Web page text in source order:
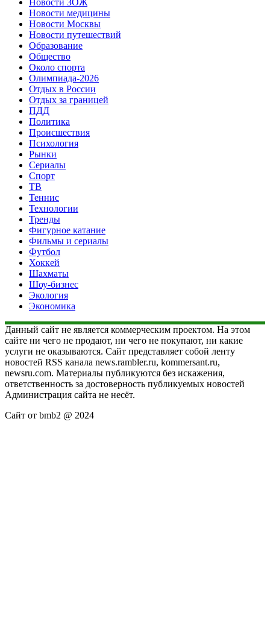
Новости медицины
Новости Москвы
Новости путешествий
Образование
Общество
Около спорта
Олимпиада-2026
Отдых в России
Отдых за границей
ПДД
Политика
Происшествия
Психология
Рынки
Сериалы
Спорт
ТВ
Теннис
Технологии
Тренды
Фигурное катание
Фильмы и сериалы
Футбол
Хоккей
Шахматы
Шоу-бизнес
Экология
Экономика
Данный сайт не является коммерческим проектом. На этом
сайте ни чего не продают, ни чего не покупают, ни какие
услуги не оказываются. Сайт представляет собой ленту
новостей RSS канала news.rambler.ru, kommersant.ru,
newsru.com. Материалы публикуются без искажения,
ответственность за достоверность публикуемых новостей
Администрация сайта не несёт.
Сайт от bmb2 @ 2024